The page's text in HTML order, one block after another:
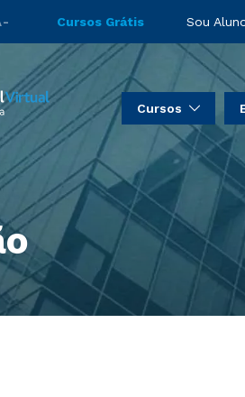
Cursos Grátis Sou
Cursos